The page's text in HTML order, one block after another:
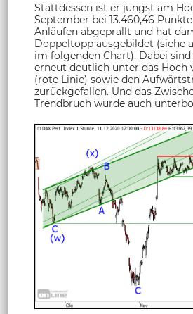
Stattdessen ist er jüngst am
September bei 13.460,46
Anläufen abgeprallt und hat
Doppeltopp ausgebildet (siehe
im folgenden Chart). Dabei
erneut deutlich unter das Hoch
(rote Linie) sowie den
zurückgefallen. Und das
Trendbruch wurde auch